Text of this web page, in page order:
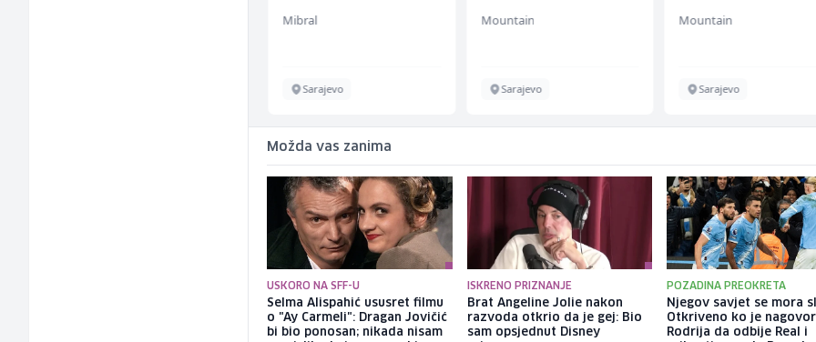
Mibral
Sarajevo
Mountain
Sarajevo
Mountain
Sarajevo
Možda vas zanima
USKORO NA SFF-U
Selma Alispahić ususret filmu
o "Ay Carmeli": Dragan Jovičić
bi bio ponosan; nikada nisam
ISKRENO PRIZNANJE
Brat Angeline Jolie nakon
razvoda otkrio da je gej: Bio
sam opsjednut Disney
POZADINA PREOKRETA
Njegov savjet se mora
Otkriveno ko je
Rodrija da odbije Real i